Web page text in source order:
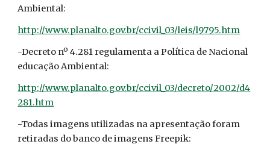
Ambiental:
http://www.planalto.gov.br/ccivil_03/leis/l9795.htm
-Decreto nº 4.281 regulamenta a Política de Nacional
educação Ambiental:
http://www.planalto.gov.br/ccivil_03/decreto/2002/d4
281.htm
-Todas imagens utilizadas na apresentação foram
retiradas do banco de imagens Freepik: